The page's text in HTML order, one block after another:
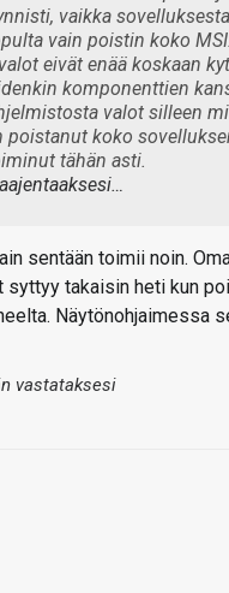
vaikka
vain poistin koko
eivät enää koskaan
komponenttien
valot silleen
poistanut koko
tähän asti.
sentään toimii noin.
syttyy takaisin heti kun
Näytönohjaimessa
vastataksesi